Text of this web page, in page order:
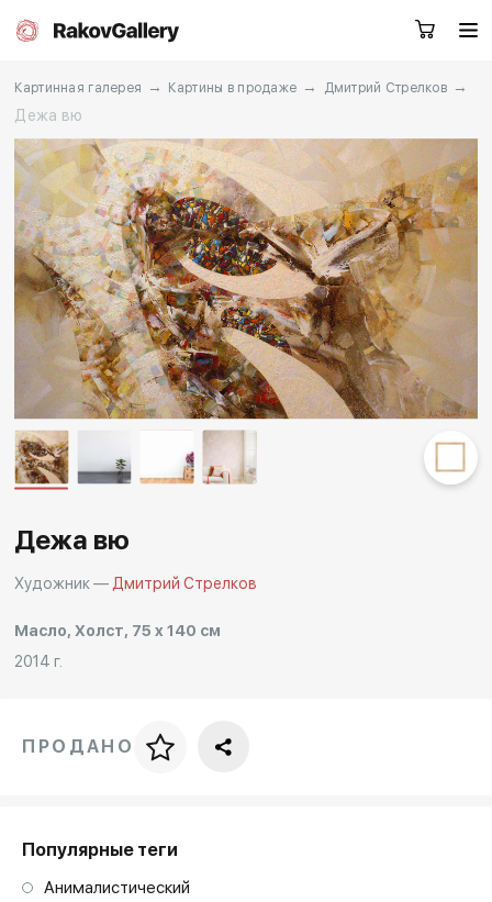
Санкт-Петербург
RU EN CN
Каталог Художники
О нас Услуги
События Контакты
Другие проекты
Rakov
Заказать звонок
Картинная галерея → Картины в продаже → Дмитрий Стрелков →
Дежа вю
Дежа вю
Художник — Дмитрий Стрелков
Масло, Холст, 75 x 140 см
2014 г.
Цена за багет
ПРОДАНО
Популярные теги
Анималистический